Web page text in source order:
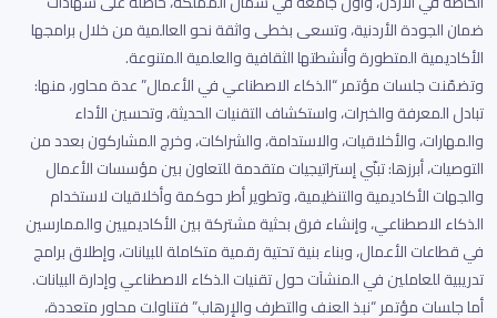
ضمان الجودة الأردنية، وتسعى بخطى واثقة نحو العالمية من خلال برامجها
الأكاديمية المتطورة وأنشطتها الثقافية والعلمية المتنوعة.
وتضمّنت جلسات مؤتمر “الذكاء الاصطناعي في الأعمال” عدة محاور، منها:
تبادل المعرفة والخبرات، واستكشاف التقنيات الحديثة، وتحسين الأداء
والمهارات، والأخلاقيات، والاستدامة، والشراكات، وخرج المشاركون بعدد من
التوصيات، أبرزها: تبنّي إستراتيجيات متقدمة للتعاون بين مؤسسات الأعمال
والجهات الأكاديمية والتنظيمية، وتطوير أطر حوكمة وأخلاقيات لاستخدام
الذكاء الاصطناعي، وإنشاء فرق بحثية مشتركة بين الأكاديميين والممارسين
في قطاعات الأعمال، وبناء بنية تحتية رقمية متكاملة للبيانات، وإطلاق برامج
تدريبية للعاملين في المنشآت حول تقنيات الذكاء الاصطناعي وإدارة البيانات.
أما جلسات مؤتمر “نبذ العنف والتطرف والإرهاب” فتناولت محاور متعددة،